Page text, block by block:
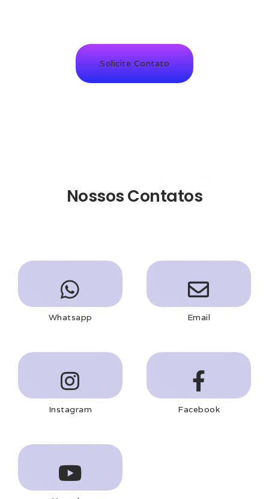
Solicite Contato
Nossos Contatos
Whatsapp Email
Instagram Facebook